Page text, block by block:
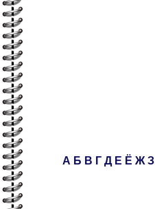
А Б В Г Д Е Ё Ж З